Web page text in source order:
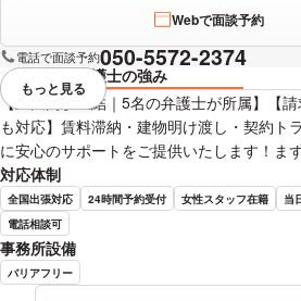
Webで面談予約
電話で面談予約050-5572-2374
弁護士の強み
【上大岡駅直結｜5名の弁護士が所属】【
も対応】賃料滞納・建物明け渡し・契約ト
に安心のサポートをご提供いたします！ま
対応体制
全国出張対応 24時間予約受付 女性スタッフ在籍 当
電話相談可
事務所設備
バリアフリー
視覚的に省略されている要素を
もっと見る